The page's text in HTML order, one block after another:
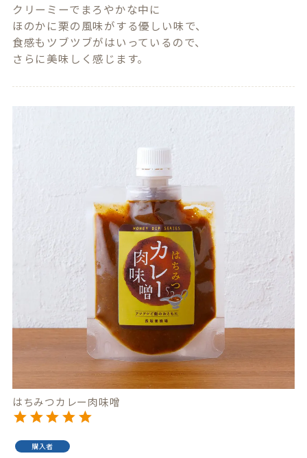
クリーミーでまろやかな中に
ほのかに栗の風味がする優しい味で、
食感もツブツブがはいっているので、
さらに美味しく感じます。
はちみつカレー肉味噌
購入者